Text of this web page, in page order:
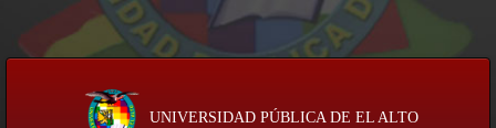
UNIVERSIDAD PÚBLICA DE EL ALTO